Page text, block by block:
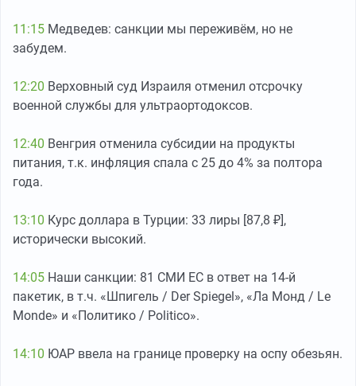
11:15 Медведев: санкции мы переживём, но не
забудем.
12:20 Верховный суд Израиля отменил отсрочку
военной службы для ультраортодоксов.
12:40 Венгрия отменила субсидии на продукты
питания, т.к. инфляция спала с 25 до 4% за полтора
года.
13:10 Курс доллара в Турции: 33 лиры [87,8 ₽],
исторически высокий.
14:05 Наши санкции: 81 СМИ ЕС в ответ на 14-й
пакетик, в т.ч. «Шпигель / Der Spiegel», «Ла Монд / Le
Monde» и «Политико / Politico».
14:10 ЮАР ввела на границе проверку на оспу обезьян.